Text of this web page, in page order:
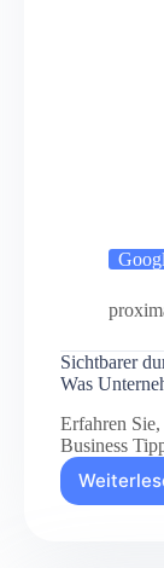
Sichtbarer
Was
Erfahren
Business